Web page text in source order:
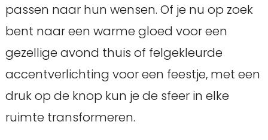
passen naar hun wensen. Of je nu op zoek
bent naar een warme gloed voor een
gezellige avond thuis of felgekleurde
accentverlichting voor een feestje, met een
druk op de knop kun je de sfeer in elke
ruimte transformeren.